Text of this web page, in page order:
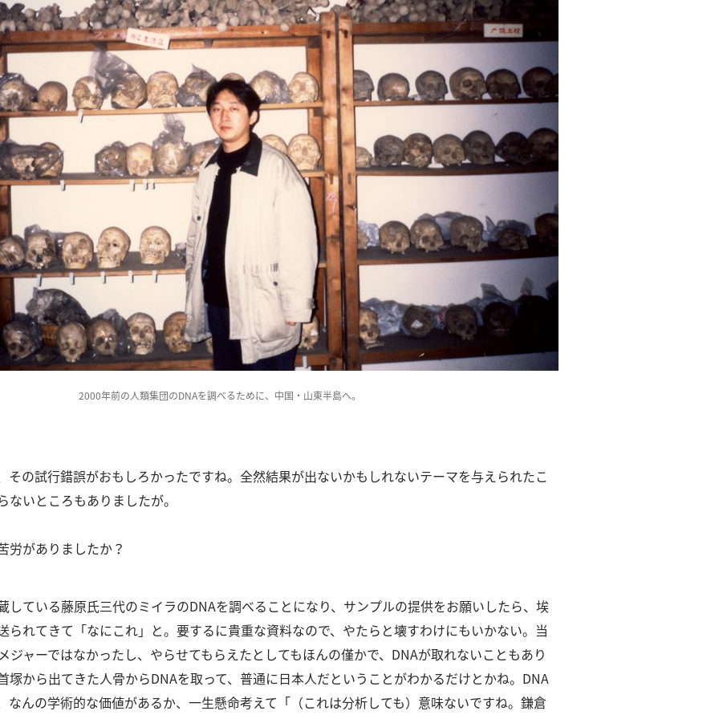
2000年前の人類集団のDNAを調べるために、中国・山東半島へ。
その試行錯誤がおもしろかったですね。全然結果が出ないかもしれないテーマを与えられたこ
ないところもありましたが。
労がありましたか？
している藤原氏三代のミイラのDNAを調べることになり、サンプルの提供をお願いしたら、埃
られてきて「なにこれ」と。要するに貴重な資料なので、やたらと壊すわけにもいかない。 当
ジャーではなかったし、やらせてもらえたとしてもほんの僅かで、DNAが取れないこともあり
塚から出てきた人骨からDNAを取って、普通に日本人だということがわかるだけとかね。 DNA
なんの学術的な価値があるか、一生懸命考えて「（これは分析しても）意味ないですね。鎌倉